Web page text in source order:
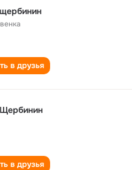
в друзья
в друзья